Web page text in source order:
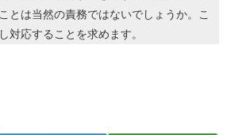
とは当然の責務ではないでしょうか。こ
対応することを求めます。